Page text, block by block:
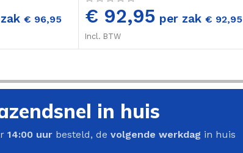
€ 96,95 € 92,95 per zak€ 92,95
Incl. BTW
in huis
14:00 uur besteld, de volgende werkdag in huis